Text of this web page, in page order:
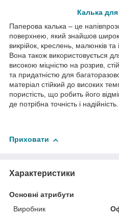
Калька для
Паперова калька – це
поверхнею, який знайшов
викрійок, креслень, малюнків та
Вона також використовується
високою міцністю на розрив,
та придатністю для
матеріал стійкий до високих
пористість, що робить його
де потрібна точність і надійність.
Приховати
Характеристики
Основні атрибути
Виробник